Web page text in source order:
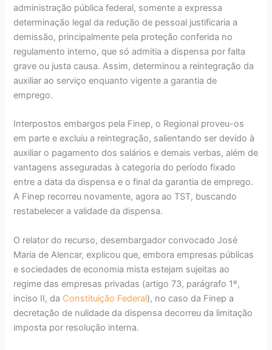
administração pública federal, somente a expressa
determinação legal da redução de pessoal justificaria a
demissão, principalmente pela proteção conferida no
regulamento interno, que só admitia a dispensa por falta
grave ou justa causa. Assim, determinou a reintegração da
auxiliar ao serviço enquanto vigente a garantia de
emprego.
Interpostos embargos pela Finep, o Regional proveu-os
em parte e excluiu a reintegração, salientando ser devido à
auxiliar o pagamento dos salários e demais verbas, além de
vantagens asseguradas à categoria do período fixado
entre a data da dispensa e o final da garantia de emprego.
A Finep recorreu novamente, agora ao TST, buscando
restabelecer a validade da dispensa.
O relator do recurso, desembargador convocado José
Maria de Alencar, explicou que, embora empresas públicas
e sociedades de economia mista estejam sujeitas ao
regime das empresas privadas (artigo 73, parágrafo 1º,
inciso II, da Constituição Federal), no caso da Finep a
decretação de nulidade da dispensa decorreu da limitação
imposta por resolução interna.